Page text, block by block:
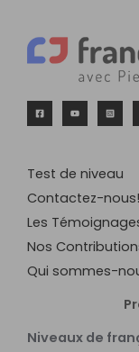
Test de niveau
Contactez-nous!
Les
Nos
Qui sommes-
Niveaux de